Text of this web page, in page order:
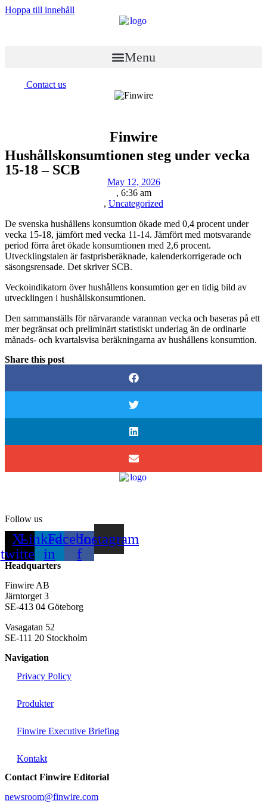
Hoppa till innehåll
Menu
Contact us
Finwire
Hushållskonsumtionen steg under vecka
15-18 – SCB
May 12, 2026
, 6:36 am
, Uncategorized
De svenska hushållens konsumtion ökade med 0,4 procent under
vecka 15-18, jämfört med vecka 11-14. Jämfört med motsvarande
period förra året ökade konsumtionen med 2,6 procent.
Utvecklingstalen är fastprisberäknade, kalenderkorrigerade och
säsongsrensade. Det skriver SCB.
Veckoindikatorn över hushållens konsumtion ger en tidig bild av
utvecklingen i hushållskonsumtionen.
Den sammanställs för närvarande varannan vecka och baseras på ett
mer begränsat och preliminärt statistiskt underlag än de ordinarie
månads- och kvartalsvisa beräkningarna av hushållens konsumtion.
Share this post
Follow us
X-
twitter
Linkedin-
in
Facebook-
f
Instagram
Headquarters
Finwire AB
Järntorget 3
SE-413 04 Göteborg
Vasagatan 52
SE-111 20 Stockholm
Navigation
Privacy Policy
Produkter
Finwire Executive Briefing
Kontakt
Contact Finwire Editorial
newsroom@finwire.com